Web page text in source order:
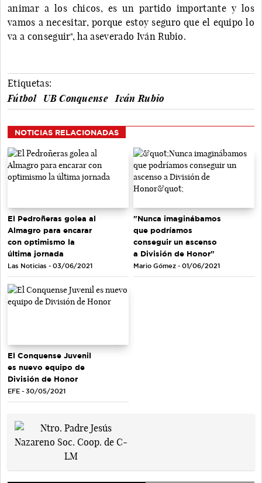
animar a los chicos, es un partido importante y los
vamos a necesitar, porque estoy seguro que el equipo lo
va a conseguir", ha aseverado Iván Rubio.
Etiquetas:
Fútbol
UB Conquense Iván Rubio
NOTICIAS RELACIONADAS
El Pedroñeras golea al
Almagro para encarar
con optimismo la
última jornada
Las Noticias - 03/06/2021
"Nunca imaginábamos
que podríamos
conseguir un ascenso
a División de Honor"
Mario Gómez - 01/06/2021
El Conquense Juvenil
es nuevo equipo de
División de Honor
EFE - 30/05/2021